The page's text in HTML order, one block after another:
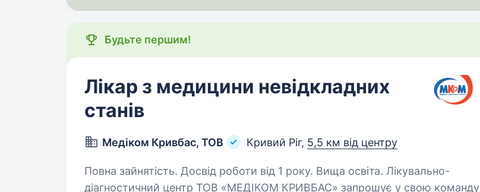
Будьте першим!
Лікар з медицини невідкладних
станів
Медіком Кривбас, ТОВ Кривий Ріг, 5,5 км від центру
Повна зайнятість. Досвід роботи від 1 року. Вища освіта. Лікувально-
діагностичний центр ТОВ «МЕДІКОМ КРИВБАС» запрошує у свою команду